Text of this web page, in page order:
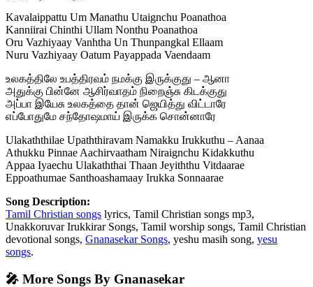
Kavalaippattu Um Manathu Utaignchu Poanathoa
Kanniirai Chinthi Ullam Nonthu Poanathoa
Oru Vazhiyaay Vanhtha Un Thunpangkal Ellaam
Nuru Vazhiyaay Oatum Payappada Vaendaam
உலகத்திலே உபத்திரவம் நமக்கு இருக்குது – ஆனா
அதுக்கு பின்னே ஆசிர்வாதம் நிறைஞ்சு கிடக்குது
அப்பா இயேசு உலகத்தை தான் ஜெயித்து விட்டாரே
எப்போதுமே சந்தோஷமாய் இருக்க சொன்னாரே
Ulakaththilae Upaththiravam Namakku Irukkuthu – Aanaa
Athukku Pinnae Aachirvaatham Niraignchu Kidakkuthu
Appaa Iyaechu Ulakaththai Thaan Jeyiththu Vitdaarae
Eppoathumae Santhoashamaay Irukka Sonnaarae
Song Description:
Tamil Christian songs lyrics, Tamil Christian songs mp3,
Unakkoruvar Irukkirar Songs, Tamil worship songs, Tamil Christian
devotional songs, Gnanasekar Songs, yeshu masih song, yesu
songs.
🎤 More Songs By Gnanasekar